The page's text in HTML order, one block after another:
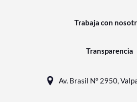
Trabaja con
Transparencia
Av. Brasil N° 2950,